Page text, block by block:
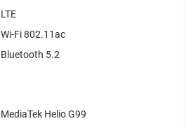
LTE
Wi-Fi 802.11ac
Bluetooth 5.2
MediaTek Helio G99